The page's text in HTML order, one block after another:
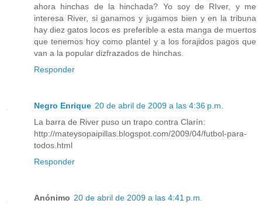
ahora hinchas de la hinchada? Yo soy de RIver, y me
interesa River, si ganamos y jugamos bien y en la tribuna
hay diez gatos locos es preferible a esta manga de muertos
que tenemos hoy como plantel y a los forajidos pagos que
van a la popular dizfrazados de hinchas.
Responder
Negro Enrique 20 de abril de 2009 a las 4:36 p.m.
La barra de River puso un trapo contra Clarín:
http://mateysopaipillas.blogspot.com/2009/04/futbol-para-
todos.html
Responder
Anónimo 20 de abril de 2009 a las 4:41 p.m.